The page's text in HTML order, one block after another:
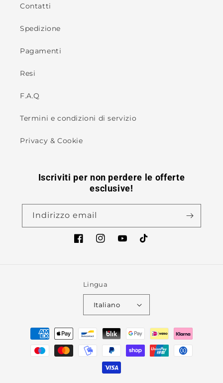
Contatti
Spedizione
Pagamenti
Resi
F.A.Q
Termini e condizioni di servizio
Privacy & Cookie
Iscriviti per non perdere le offerte
esclusive!
Indirizzo email
FacebookInstagramYouTubeTikTok
Lingua
Italiano
Metodi
pagamento